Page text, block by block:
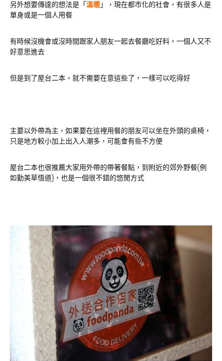
另外想要傳達的想法是「溫暖」，現在都市化的社會，有很多人是
單身或是一個人用餐
有時候沒機會或沒時間跟家人朋友一起去餐廳吃好料，一個人又不
好意思進去
但是到了屋台二本，就不需要在意這些了，一樣可以吃得好
主要以外帶為主，如果要在這裡用餐的朋友可以坐在外頭的桌椅，
只是地方較小加上出入人潮多，可能會有些不方便
屋台二本也很推薦大家用外帶的帶著餐點，到附近的郊外野餐(例
如勤美草悟道)，也是一個很不錯的悠閒方式